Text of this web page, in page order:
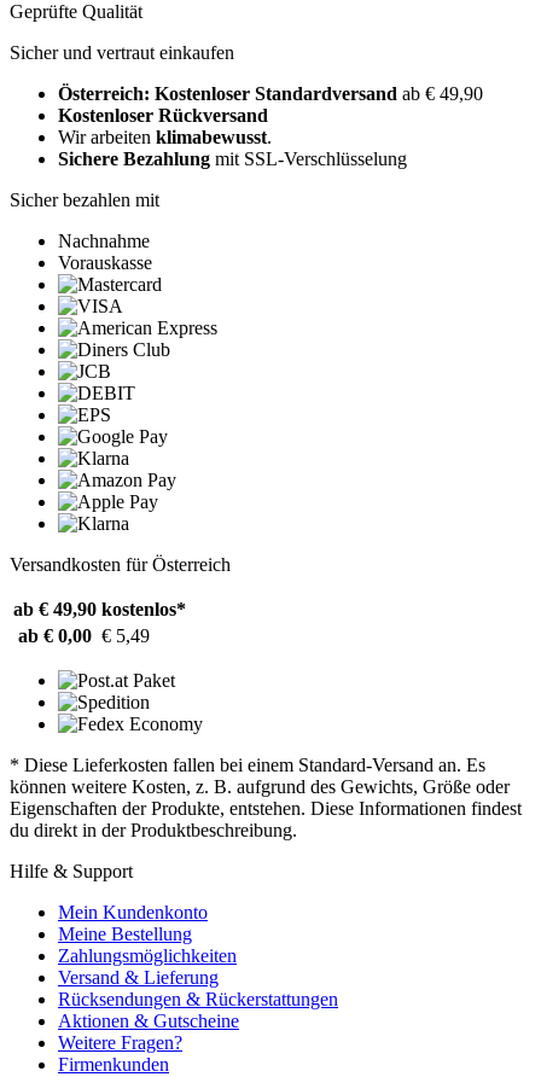
Geprüfte Qualität
Sicher und vertraut einkaufen
Österreich: Kostenloser Standardversand ab € 49,90
Kostenloser Rückversand
Wir arbeiten klimabewusst.
Sichere Bezahlung mit SSL-Verschlüsselung
Sicher bezahlen mit
Nachnahme
Vorauskasse
Versandkosten für Österreich
ab € 49,90 kostenlos*
ab € 0,00 € 5,49
* Diese Lieferkosten fallen bei einem Standard-Versand an. Es
können weitere Kosten, z. B. aufgrund des Gewichts, Größe oder
Eigenschaften der Produkte, entstehen. Diese Informationen findest
du direkt in der Produktbeschreibung.
Hilfe & Support
Mein Kundenkonto
Meine Bestellung
Zahlungsmöglichkeiten
Versand & Lieferung
Rücksendungen & Rückerstattungen
Aktionen & Gutscheine
Weitere Fragen?
Firmenkunden